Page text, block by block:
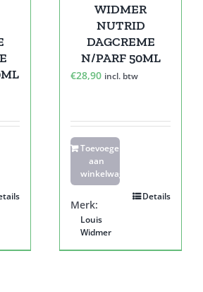
WIDMER
NUTRID
DAGCREME
N/PARF 50ML
€28,90 incl. btw
Toevoegen
aan
winkelwagen
Details
Merk:
Louis
Widmer